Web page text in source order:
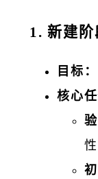
1. 新建
目标：
核心任